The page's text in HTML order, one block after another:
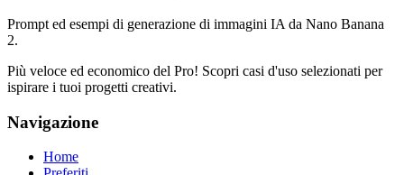
Prompt ed esempi di generazione di immagini IA da Nano Banana
2.
Più veloce ed economico del Pro! Scopri casi d'uso selezionati per
ispirare i tuoi progetti creativi.
Navigazione
Home